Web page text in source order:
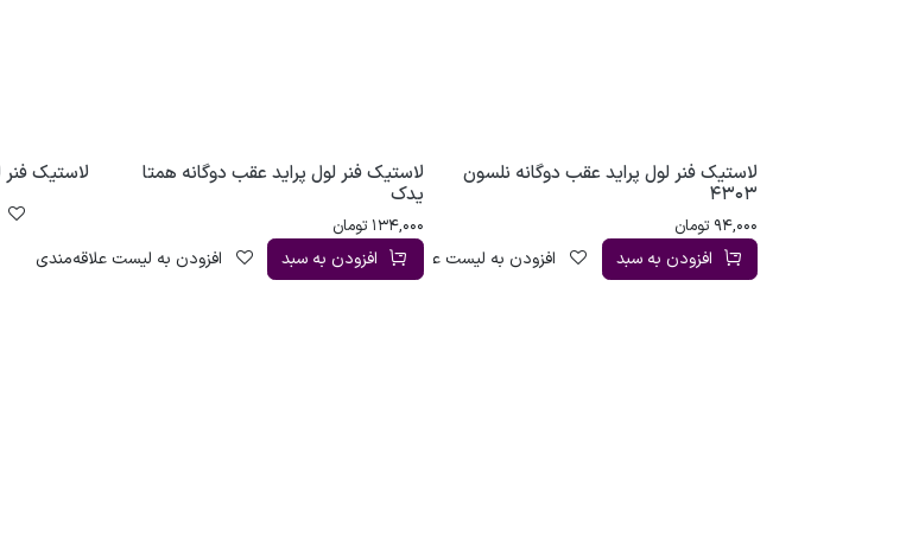
لاستیک فنر لول پراید عقب دوگانه نلسون
4303
94,000 تومان
افزودن به سبد افزودن به لیست علاقه‌مندی
لاستیک فنر لول پراید عقب دوگانه همتا
یدک
134,000 تومان
افزودن به سبد افزودن به لیست علاقه‌مندی
لاستیک فنر